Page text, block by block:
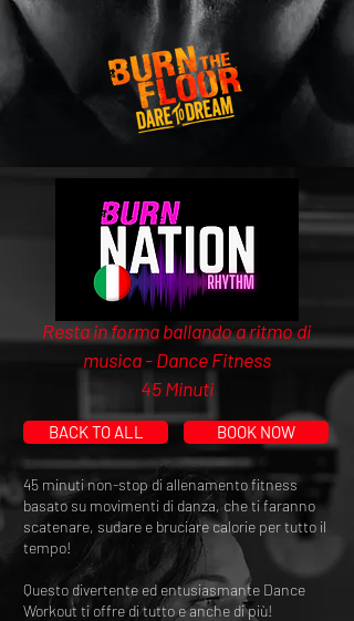
Resta in forma ballando a ritmo di
musica - Dance Fitness
45 Minuti
BACK TO ALL BOOK NOW
45 minuti non-stop di allenamento fitness
basato su movimenti di danza, che ti faranno
scatenare, sudare e bruciare calorie per tutto il
tempo!
Questo divertente ed entusiasmante Dance
Workout ti offre di tutto e anche di più!